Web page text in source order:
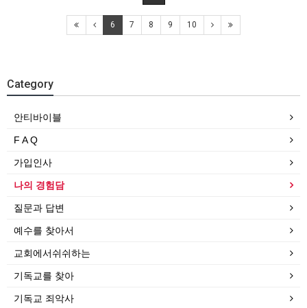
6 7 8 9 10
Category
안티바이블
F A Q
가입인사
나의 경험담
질문과 답변
예수를 찾아서
교회에서쉬쉬하는
기독교를 찾아
기독교 죄악사